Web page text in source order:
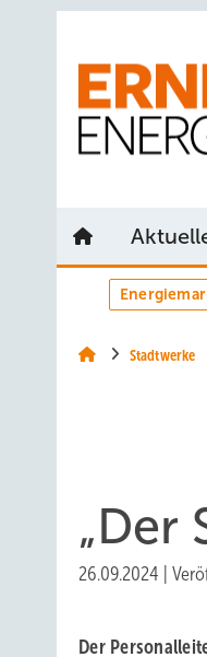
Stadtwerke
„Der
26.09.2024
Der